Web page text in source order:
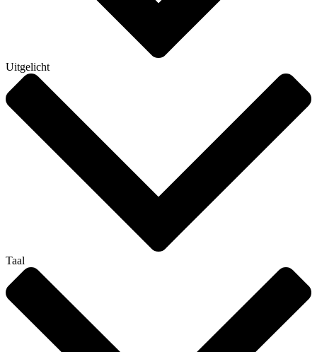
Uitgelicht
Taal